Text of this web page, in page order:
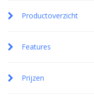
Productoverzicht
Features
Prijzen